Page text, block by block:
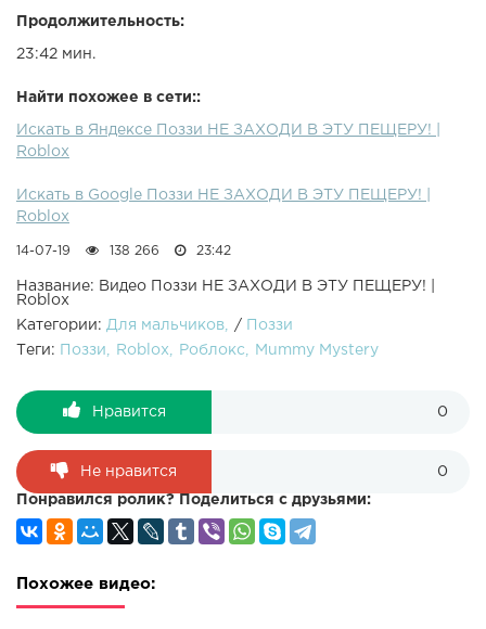
●Roblox - Лучше бы я не заходил в эту пещеру в Mummy
ролик - ●Рандом ролик - ● - Моя Инста● - Моя страничка
ВК● - Группа ВК
Продолжительность:
23:42 мин.
Найти похожее в сети::
Искать в Яндексе Поззи НЕ ЗАХОДИ В ЭТУ ПЕЩЕРУ! |
Roblox
Искать в Google Поззи НЕ ЗАХОДИ В ЭТУ ПЕЩЕРУ! |
Roblox
14-07-19 138 266 23:42
Название: Видео Поззи НЕ ЗАХОДИ В ЭТУ ПЕЩЕРУ! |
Roblox
Категории: Для мальчиков /
Поззи
Теги:
Поззи Roblox Роблокс Mummy Mystery
Нравится 0
Не нравится 0
Понравился ролик? Поделиться с друзьями:
Похожее видео: